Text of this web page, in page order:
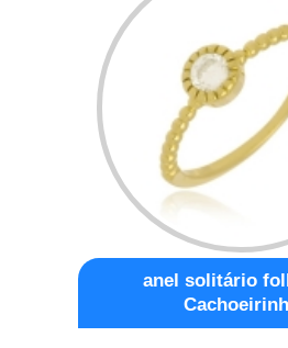
anel solitário